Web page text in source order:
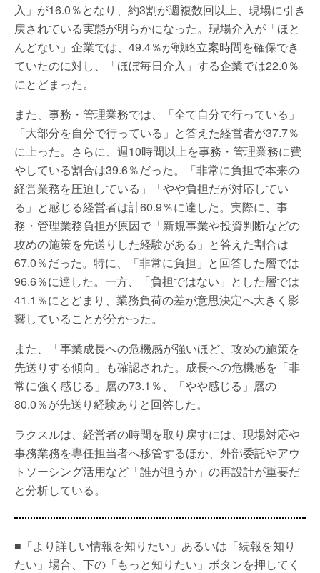
入」が16.0％となり、約3割が週複数回以上、現場に引き
戻されている実態が明らかになった。現場介入が「ほと
んどない」企業では、49.4％が戦略立案時間を確保でき
ていたのに対し、「ほぼ毎日介入」する企業では22.0％
にとどまった。
また、事務・管理業務では、「全て自分で行っている」
「大部分を自分で行っている」と答えた経営者が37.7％
に上った。さらに、週10時間以上を事務・管理業務に費
やしている割合は39.6％だった。「非常に負担で本来の
経営業務を圧迫している」「やや負担だが対応してい
る」と感じる経営者は計60.9％に達した。実際に、事
務・管理業務負担が原因で「新規事業や投資判断などの
攻めの施策を先送りした経験がある」と答えた割合は
67.0％だった。特に、「非常に負担」と回答した層では
96.6％に達した。一方、「負担ではない」とした層では
41.1％にとどまり、業務負荷の差が意思決定へ大きく影
響していることが分かった。
また、「事業成長への危機感が強いほど、攻めの施策を
先送りする傾向」も確認された。成長への危機感を「非
常に強く感じる」層の73.1％、「やや感じる」層の
80.0％が先送り経験ありと回答した。
ラクスルは、経営者の時間を取り戻すには、現場対応や
事務業務を専任担当者へ移管するほか、外部委託やアウ
トソーシング活用など「誰が担うか」の再設計が重要だ
と分析している。
■「より詳しい情報を知りたい」あるいは「続報を知り
たい」場合、下の「もっと知りたい」ボタンを押してく